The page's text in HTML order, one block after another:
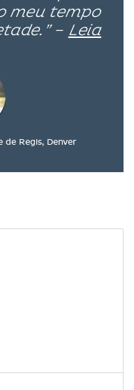
meu tempo
– Leia
de Regis, Denver